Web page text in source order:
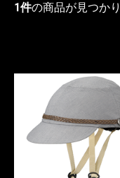
1件の商品が見つか